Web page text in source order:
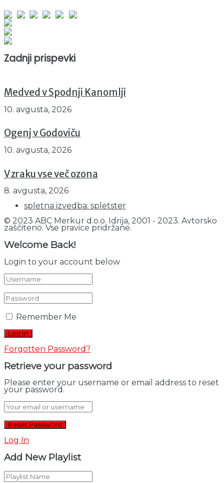
Zadnji prispevki
Medved v Spodnji Kanomlji
10. avgusta, 2026
Ogenj v Godoviču
10. avgusta, 2026
V zraku vse več ozona
8. avgusta, 2026
spletna izvedba: spletster
© 2023 ABC Merkur d.o.o. Idrija, 2001 - 2023. Avtorsko
zaščiteno. Vse pravice pridržane.
Welcome Back!
Login to your account below
Remember Me
Forgotten Password?
Retrieve your password
Please enter your username or email address to reset
your password.
Log In
Add New Playlist